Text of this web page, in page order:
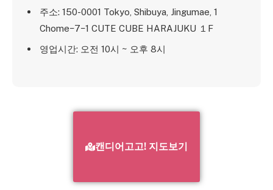
주소: 150-0001 Tokyo, Shibuya, Jingumae, 1
Chome−7−1 CUTE CUBE HARAJUKU １F
영업시간: 오전 10시 ~ 오후 8시
캔디어고고! 지도보기